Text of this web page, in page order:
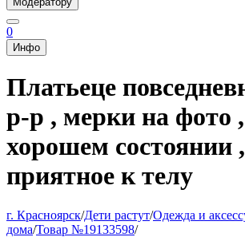
0
Инфо
Платьеце
р-р , мерки на фото
хорошем состоянии ,
приятное к телу
г. Красноярск/Дети растут/Одежда и
дома/Товар №19133598/